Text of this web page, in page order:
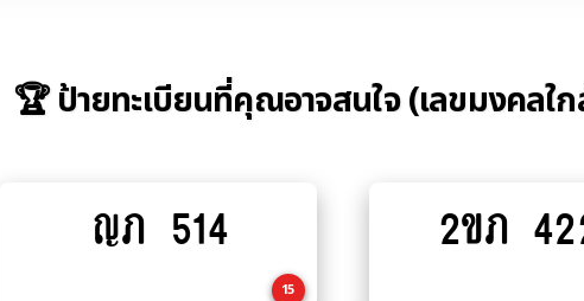
🏆 ป้ายทะเบียนที่คุณอาจสนใจ (เลขมงคลใ
Add
to
ญภ 514
15
to
2ขภ